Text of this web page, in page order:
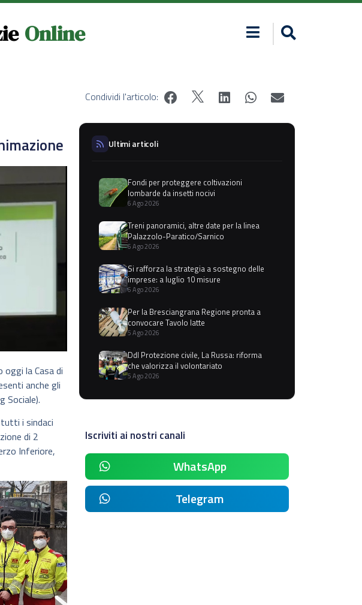
Online
oggi la Casa di
anche gli
Sociale).
tutti i sindaci
di 2
Inferiore,
Condividi l'articolo:
Ultimi articoli
Fondi per proteggere coltivazioni
lombarde da insetti nocivi
6 Ago 2026
Treni panoramici, altre date per la linea
Palazzolo-Paratico/Sarnico
6 Ago 2026
Si rafforza la strategia a sostegno delle
imprese: a luglio 10 misure
6 Ago 2026
Per la Bresciangrana Regione pronta a
convocare Tavolo latte
5 Ago 2026
Ddl Protezione civile, La Russa: riforma
che valorizza il volontariato
5 Ago 2026
Iscriviti ai nostri canali
WhatsApp
Telegram